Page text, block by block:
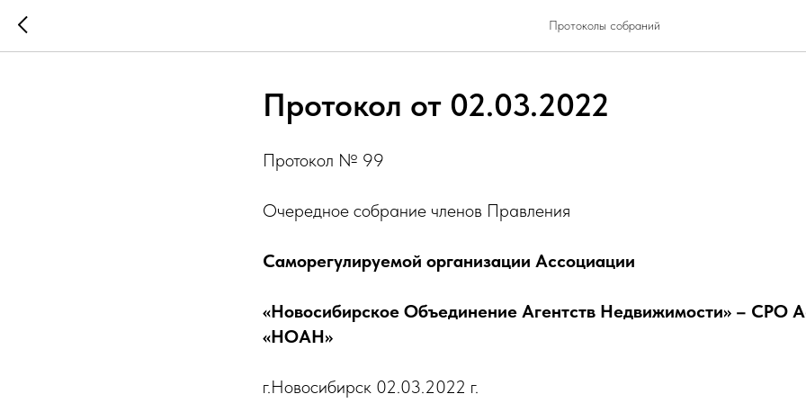
Протоколы собраний
Протокол от 02.03.2022
Протокол № 99
Очередное собрание членов Правления
Саморегулируемой организации Ассоциации
«Новосибирское Объединение Агентств Недвижимости» – СРО
«НОАН»
г.Новосибирск 02.03.2022 г.